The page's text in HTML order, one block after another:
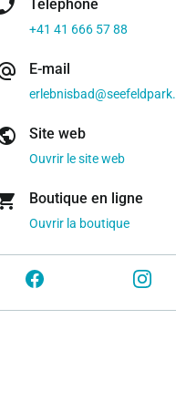
Téléphone
+41 41 666 57 88
E-mail
Site web
Ouvrir le site web
Boutique en ligne
Ouvrir la boutique